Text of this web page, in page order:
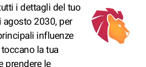
i dettagli del tuo
2030, per
influenze
la tua
prendere le